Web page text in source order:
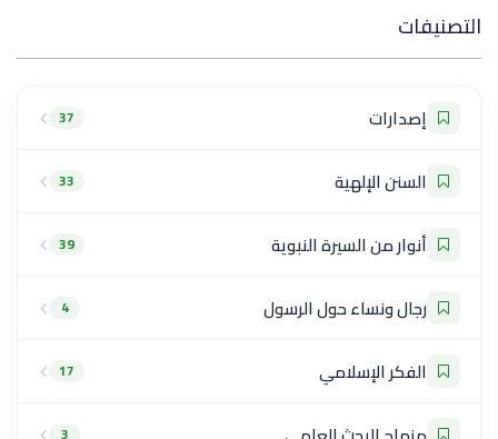
التصنيفات
إصدارات 37
السنن الإلهية 33
أنوار من السيرة النبوية 39
رجال ونساء حول الرسول 4
الفكر الإسلامي 17